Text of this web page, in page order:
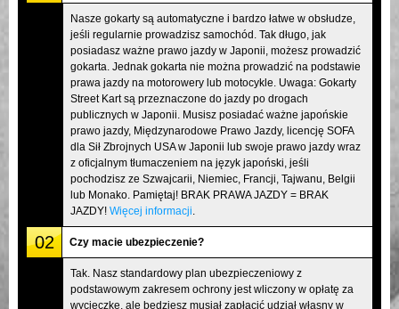
Tokyo Shinagawa Tokyo Akihabara#1
Tokyo Akihabara#2 Tokyo Shibuya
Tokyo Shibuya Annex Tokyo Bay
Tokyo Asakusa Osaka
Okinawa
Nasze gokarty są automatyczne i bardzo łatwe w obsłudze,
jeśli regularnie prowadzisz samochód. Tak długo, jak
posiadasz ważne prawo jazdy w Japonii, możesz prowadzić
gokarta. Jednak gokarta nie można prowadzić na podstawie
prawa jazdy na motorowery lub motocykle. Uwaga: Gokarty
Street Kart są przeznaczone do jazdy po drogach
publicznych w Japonii. Musisz posiadać ważne japońskie
prawo jazdy, Międzynarodowe Prawo Jazdy, licencję SOFA
dla Sił Zbrojnych USA w Japonii lub swoje prawo jazdy wraz
z oficjalnym tłumaczeniem na język japoński, jeśli
pochodzisz ze Szwajcarii, Niemiec, Francji, Tajwanu, Belgii
lub Monako. Pamiętaj! BRAK PRAWA JAZDY = BRAK
JAZDY! Więcej informacji
02 Czy macie ubezpieczenie?
Tak. Nasz standardowy plan ubezpieczeniowy z
podstawowym zakresem ochrony jest wliczony w opłatę za
wycieczkę, ale będziesz musiał zapłacić udział własny w